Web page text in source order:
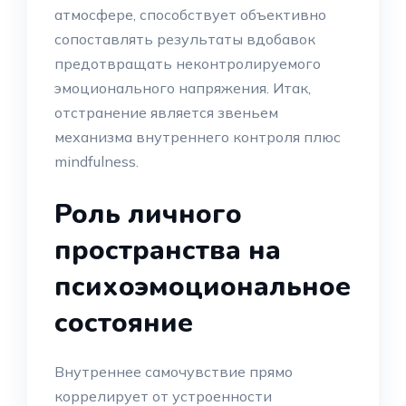
атмосфере, способствует объективно
сопоставлять результаты вдобавок
предотвращать неконтролируемого
эмоционального напряжения. Итак,
отстранение является звеньем
механизма внутреннего контроля плюс
mindfulness.
Роль личного
пространства на
психоэмоциональное
состояние
Внутреннее самочувствие прямо
коррелирует от устроенности